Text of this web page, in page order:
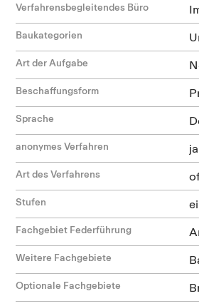
Verfahrensbegleitendes Büro
Baukategorien
Art der Aufgabe
Beschaffungsform
Sprache
anonymes Verfahren ja
Art des Verfahrens
Stufen
Fachgebiet Federführung
Weitere Fachgebiete
Optionale Fachgebiete